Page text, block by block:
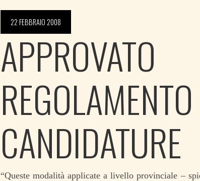
22 FEBBRAIO 2008
APPROVATO
CANDIDATURE
“Queste modalità applicate a livello provinciale –